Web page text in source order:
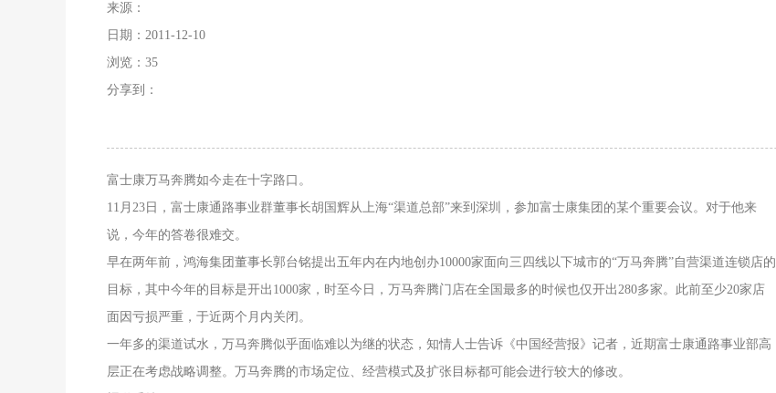
来源：
日期：2011-12-10
浏览： 35
分享到：
富士康万马奔腾如今走在十字路口。
11月23日，富士康通路事业群董事长胡国辉从上海“渠道总部”来到深圳，参加富士康集团的某个重要会议。对于他来
说，今年的答卷很难交。
早在两年前，鸿海集团董事长郭台铭提出五年内在内地创办10000家面向三四线以下城市的“万马奔腾”自营渠道连锁店的
目标，其中今年的目标是开出1000家，时至今日，万马奔腾门店在全国最多的时候也仅开出280多家。此前至少20家店
面因亏损严重，于近两个月内关闭。
一年多的渠道试水，万马奔腾似乎面临难以为继的状态，知情人士告诉《中国经营报》记者，近期富士康通路事业部高
层正在考虑战略调整。万马奔腾的市场定位、经营模式及扩张目标都可能会进行较大的修改。